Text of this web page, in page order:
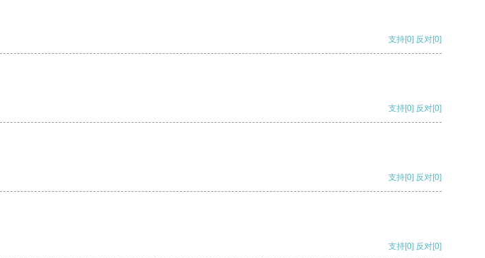
支持[0] 反对[0]
支持[0] 反对[0]
支持[0] 反对[0]
支持[0] 反对[0]